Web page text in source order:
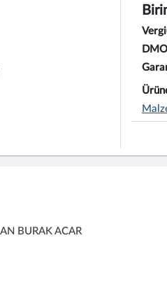
BURAK ACAR